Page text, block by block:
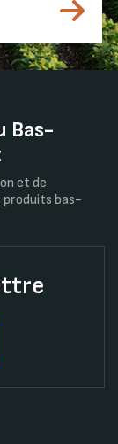
Bas-
et de
produits bas-